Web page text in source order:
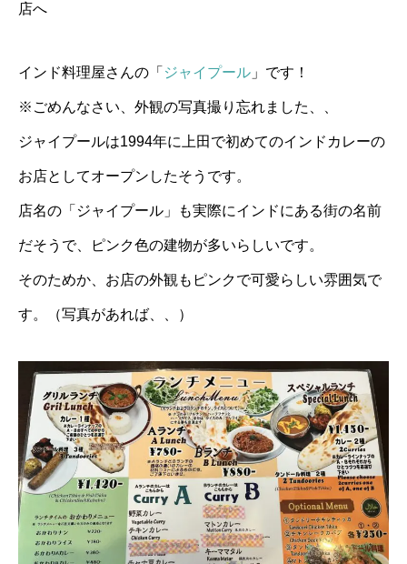
CONTACT
新卒採用
中途採用(正社員)
店へ
インド料理屋さんの「 ジャイプール 」です！
※ごめんなさい、外観の写真撮り忘れました、、
ジャイプールは1994年に上田で初めてのインドカレーの
お店としてオープンしたそうです。
店名の「ジャイプール」も実際にインドにある街の名前
だそうで、ピンク色の建物が多いらしいです。
そのためか、お店の外観もピンクで可愛らしい雰囲気で
す。（写真があれば、、）